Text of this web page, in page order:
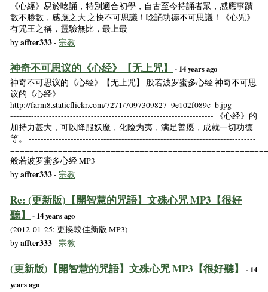
《心經》易於唸誦，特別適合初學，自古至今持誦者眾，感應事蹟
數不勝數，感應之大 之快不可思議！唸誦功德不可思議！《心咒》
有咒王之稱，靈驗無比，最上最
byaffter333- 宗教
神奇不可思议的《心经》【无上咒】
- 14 years ago
神奇不可思议的《心经》【无上咒】 般若波罗蜜多心经 神奇不可思
议的《心经》
http://farm8.staticflickr.com/7271/7097309827_9e102f089c_b.jpg --------
-------------------------------------------------------------------- 《心经》的
加持力甚大，可以降服妖魔，化险为夷，满足善愿，成就一切功德
等。 ----------------------------------------------------------------------------
般若波罗蜜多心经 MP3
byaffter333- 宗教
Re: (更新版)【開智慧的咒語】文殊心咒 MP3【很好
聽】
- 14 years ago
(2012-01-25: 更換較佳新版 MP3)
byaffter333- 宗教
(更新版)【開智慧的咒語】文殊心咒 MP3【很好聽】
- 14
years ago